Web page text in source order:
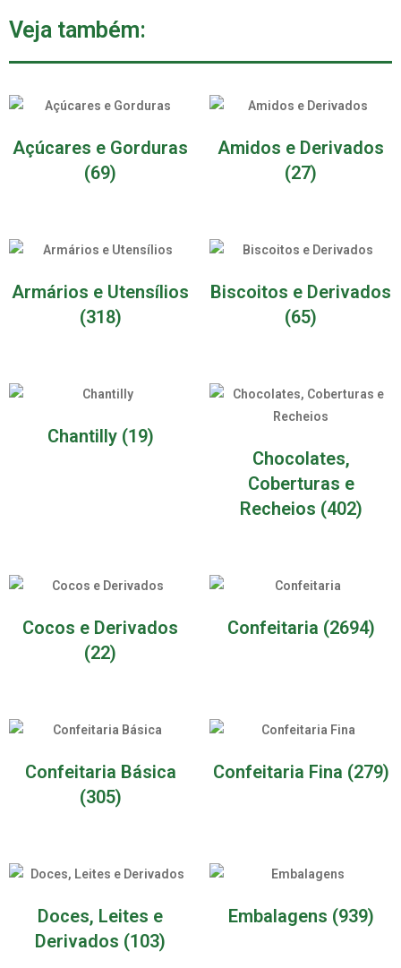
Veja também:
Açúcares e Gorduras
(69)
Amidos e Derivados
(27)
Armários e Utensílios
(318)
Biscoitos e Derivados
(65)
Chantilly (19)
Chocolates,
Coberturas e
Recheios (402)
Cocos e Derivados
(22)
Confeitaria (2694)
Confeitaria Básica
(305)
Confeitaria Fina (279)
Doces, Leites e
Derivados (103)
Embalagens (939)